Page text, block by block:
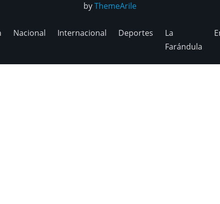
byThemeArile
Nacional Internacional Deportes
La
Farándula